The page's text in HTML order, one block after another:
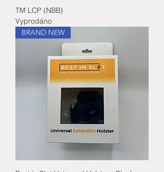
TM LCP (NBB)
Vyprodáno
BRAND NEW